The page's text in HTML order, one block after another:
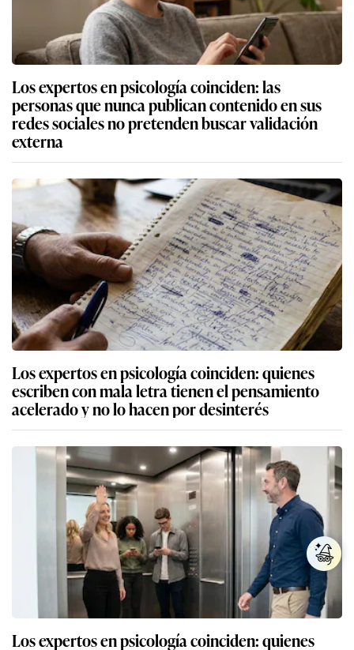
Los expertos en psicología coinciden: las
personas que nunca publican contenido en sus
redes sociales no pretenden buscar validación
externa
Los expertos en psicología coinciden: quienes
escriben con mala letra tienen el pensamiento
acelerado y no lo hacen por desinterés
Los expertos en psicología coinciden: quienes